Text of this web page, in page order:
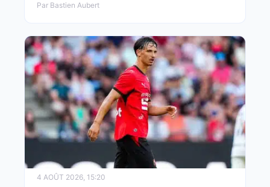
Par Bastien Aubert
4 AOÛT 2026, 15:20